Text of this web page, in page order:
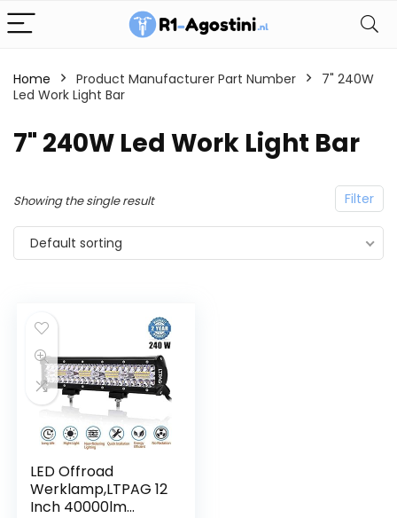
Home Product Manufacturer Part Number
7" 240W
Led Work Light Bar
7" 240W Led Work Light Bar
Filter
Showing the single result
Default sorting
LED Offroad
Werklamp,LTPAG 12
Inch 40000lm